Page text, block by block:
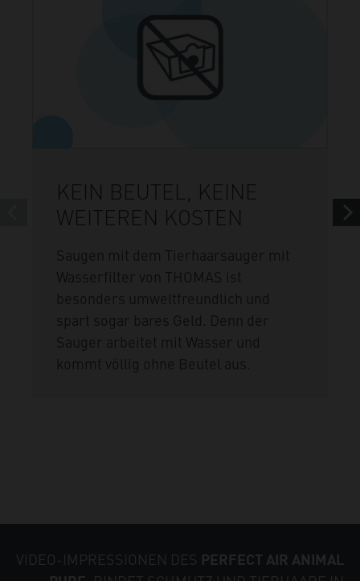
KEIN BEUTEL, KEINE
WEITEREN KOSTEN
Saugen mit dem Tierhaarsauger mit
Wasserfilter von THOMAS ist
besonders umweltfreundlich und
spart sogar bares Geld. Denn der
Sauger arbeitet mit Wasser und
kommt völlig ohne Beutel aus.
VIDEO-IMPRESSIONEN DES PERFECT AIR ANIMAL